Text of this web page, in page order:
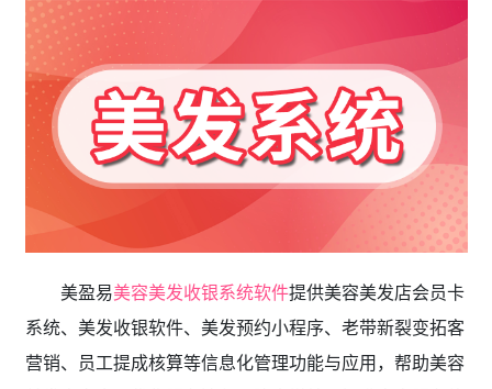
美盈易美容美发收银系统软件提供美容美发店会员卡
系统、美发收银软件、美发预约小程序、老带新裂变拓客
营销、员工提成核算等信息化管理功能与应用，帮助美容